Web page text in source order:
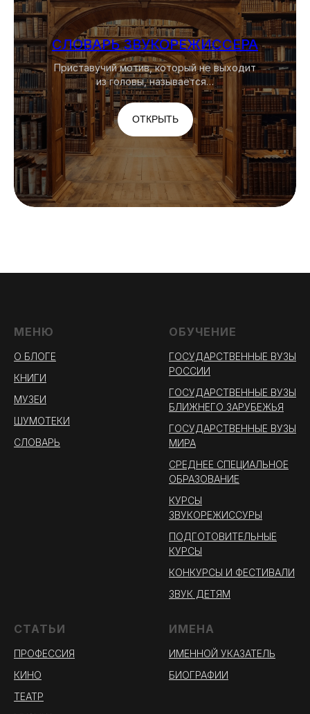
СЛОВАРЬ ЗВУКОРЕЖИССЕРА
Приставучий мотив, который не выходит
из головы, называется…
ОТКРЫТЬ
МЕНЮ
О БЛОГЕ
КНИГИ
МУЗЕИ
ШУМОТЕКИ
СЛОВАРЬ
ОБУЧЕНИЕ
ГОСУДАРСТВЕННЫЕ ВУЗЫ
РОССИИ
ГОСУДАРСТВЕННЫЕ ВУЗЫ
БЛИЖНЕГО ЗАРУБЕЖЬЯ
ГОСУДАРСТВЕННЫЕ ВУЗЫ
МИРА
СРЕДНЕЕ СПЕЦИАЛЬНОЕ
ОБРАЗОВАНИЕ
КУРСЫ
ЗВУКОРЕЖИССУРЫ
ПОДГОТОВИТЕЛЬНЫЕ
КУРСЫ
КОНКУРСЫ И ФЕСТИВАЛИ
ЗВУК ДЕТЯМ
СТАТЬИ
ПРОФЕССИЯ
КИНО
ТЕАТР
ИМЕНА
ИМЕННОЙ УКАЗАТЕЛЬ
БИОГРАФИИ